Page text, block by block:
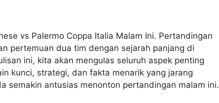
vs Palermo Coppa Italia Malam Ini. Pertandingan
pertemuan dua tim dengan sejarah panjang di
ini, kita akan mengulas seluruh aspek penting
kunci, strategi, dan fakta menarik yang jarang
semakin antusias menonton pertandingan malam ini.